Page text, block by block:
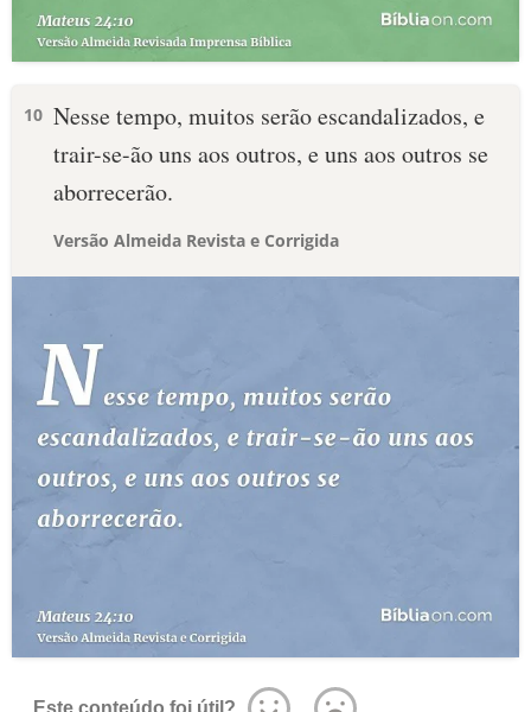
10 Nesse tempo, muitos serão escandalizados, e
trair-se-ão uns aos outros, e uns aos outros se
aborrecerão.
Versão Almeida Revista e Corrigida
Este conteúdo foi útil?